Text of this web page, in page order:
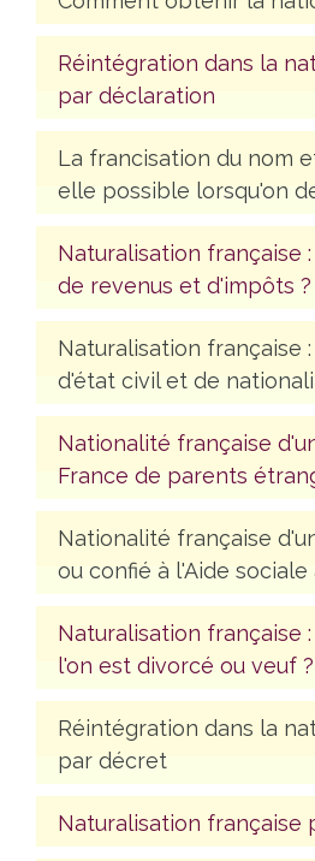
Réintégration dans la
par déclaration
La francisation du nom
elle possible lorsqu'on
Naturalisation française
de revenus et d'impôts ?
Naturalisation française
d'état civil et de
Nationalité française
France de parents
Nationalité française
ou confié à l'Aide
Naturalisation française
l'on est divorcé ou veuf ?
Réintégration dans la
par décret
Naturalisation française